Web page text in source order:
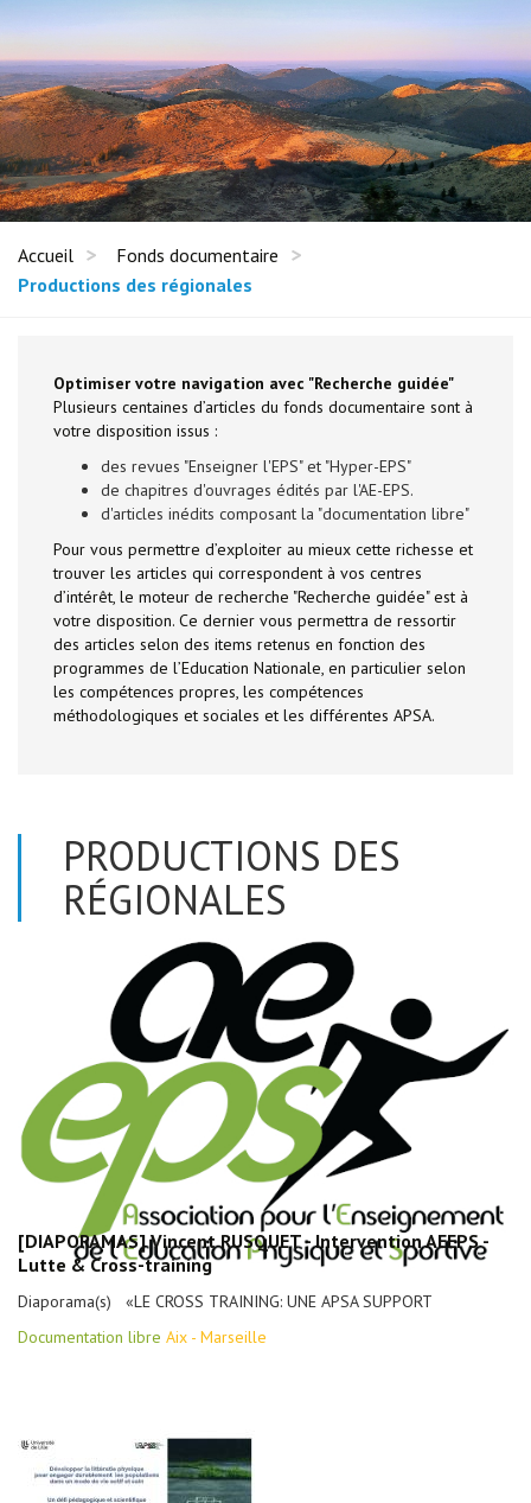
Accueil
Fonds documentaire
Productions des régionales
Optimiser votre navigation avec "Recherche guidée"
Plusieurs centaines d’articles du fonds documentaire sont à
votre disposition issus :
des revues "Enseigner l'EPS" et "Hyper-EPS"
de chapitres d'ouvrages édités par l'AE-EPS.
d'articles inédits composant la "documentation libre"
Pour vous permettre d’exploiter au mieux cette richesse et
trouver les articles qui correspondent à vos centres
d’intérêt, le moteur de recherche "Recherche guidée" est à
votre disposition. Ce dernier vous permettra de ressortir
des articles selon des items retenus en fonction des
programmes de l’Education Nationale, en particulier selon
les compétences propres, les compétences
méthodologiques et sociales et les différentes APSA.
PRODUCTIONS DES
RÉGIONALES
12 articles affichés sur 288 trouvés (page 3/24)
[DIAPORAMAS] Vincent RUSQUET - Intervention AEEPS -
Lutte & Cross-training
Diaporama(s) «LE CROSS TRAINING: UNE APSA SUPPORT
Documentation libre Aix - Marseille